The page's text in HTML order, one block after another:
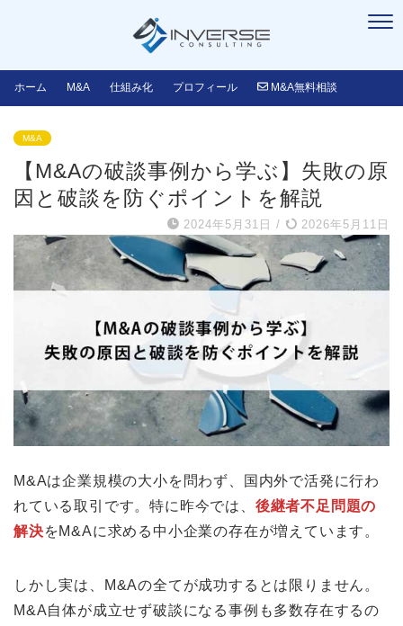
ホーム M&A 仕組み化 プロフィール M&A無料相談
M&A
【M&Aの破談事例から学ぶ】失敗の原
因と破談を防ぐポイントを解説
2024年5月31日 / 2026年5月11日
M&Aは企業規模の大小を問わず、国内外で活発に行わ
れている取引です。特に昨今では、 後継者不足問題の
解決をM&Aに求める中小企業の存在が増えています。
しかし実は、M&Aの全てが成功するとは限りません。
M&A自体が成立せず破談になる事例も多数存在するの